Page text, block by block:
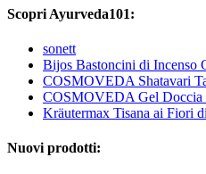
Scopri Ayurveda101:
sonett
Bijos Bastoncini di Incenso
COSMOVEDA Shatavari
COSMOVEDA Gel Doccia
Kräutermax Tisana ai Fiori
Nuovi prodotti: